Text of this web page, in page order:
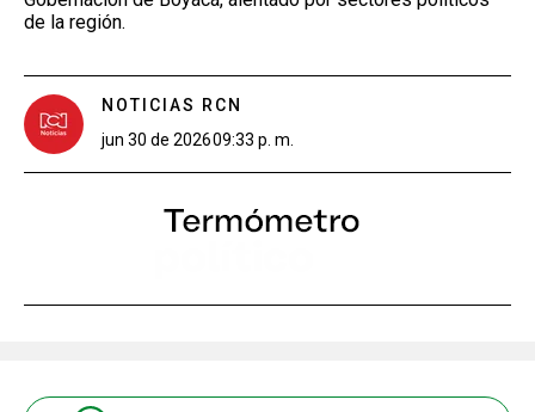
de la región.
NOTICIAS RCN
jun 30 de 202609:33 p. m.